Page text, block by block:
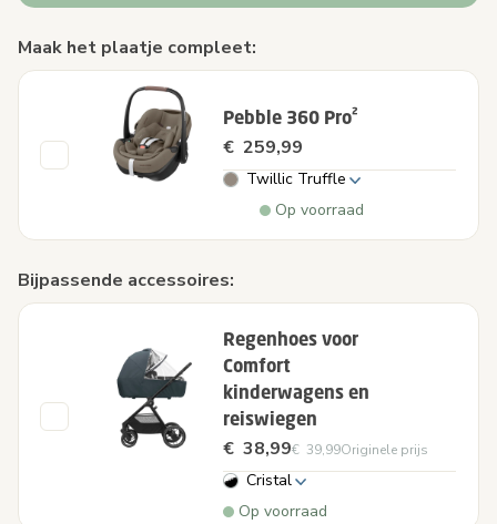
Maak het plaatje compleet:
Pebble 360 Pro²
€ 259,99
Twillic Truffle
Op voorraad
Bijpassende accessoires:
Regenhoes voor
Comfort
kinderwagens en
reiswiegen
€ 38,99€ 39,99Originele prijs
Cristal
Op voorraad